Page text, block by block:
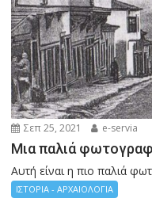
Σεπ 25, 2021 e-servia
Μια παλιά
Αυτή είναι η πιο παλιά
ΙΣΤΟΡΙΑ - ΑΡΧΑΙΟΛΟΓΙΑ